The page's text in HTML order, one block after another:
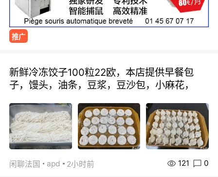
推广
新鲜冷冻饺子100粒22欧，本店提供早餐包
子，馒头，油条，豆浆，豆沙包，小麻花，
闲聊法国 apd 2小时前 121 0